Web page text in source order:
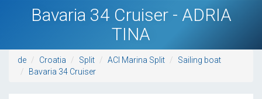
Bavaria 34 Cruiser - ADRIA
TINA
de Croatia Split ACI Marina Split
Sailing boat
Bavaria 34 Cruiser